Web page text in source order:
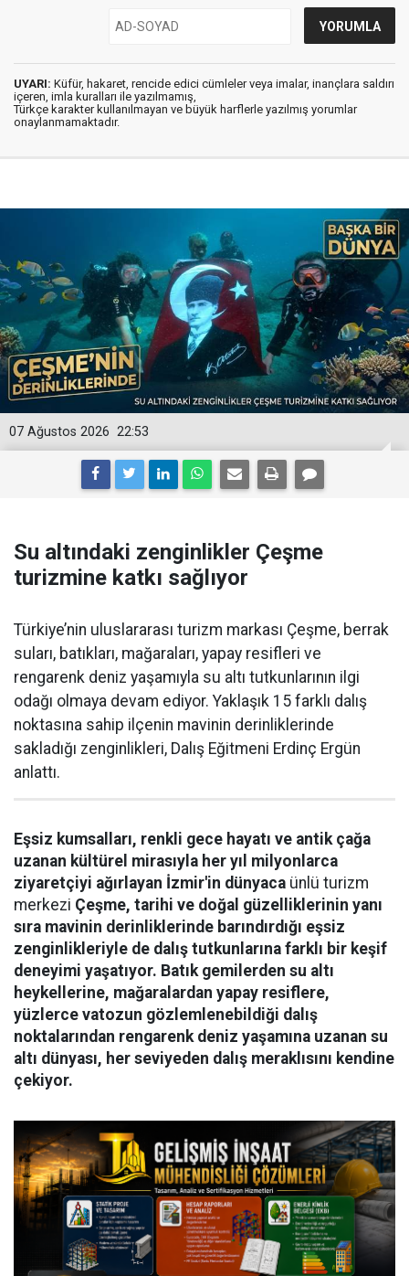
UYARI: Küfür, hakaret, rencide edici cümleler veya imalar, inançlara saldırı
içeren, imla kuralları ile yazılmamış,
Türkçe karakter kullanılmayan ve büyük harflerle yazılmış yorumlar
onaylanmamaktadır.
22:53
07 Ağustos 2026
Su altındaki zenginlikler Çeşme
turizmine katkı sağlıyor
Türkiye’nin uluslararası turizm markası Çeşme, berrak
suları, batıkları, mağaraları, yapay resifleri ve
rengarenk deniz yaşamıyla su altı tutkunlarının ilgi
odağı olmaya devam ediyor. Yaklaşık 15 farklı dalış
noktasına sahip ilçenin mavinin derinliklerinde
sakladığı zenginlikleri, Dalış Eğitmeni Erdinç Ergün
anlattı.
Eşsiz kumsalları, renkli gece hayatı ve antik çağa
uzanan kültürel mirasıyla her yıl milyonlarca
ziyaretçiyi ağırlayan İzmir'in dünyaca ünlü turizm
merkezi Çeşme, tarihi ve doğal güzelliklerinin yanı
sıra mavinin derinliklerinde barındırdığı eşsiz
zenginlikleriyle de dalış tutkunlarına farklı bir keşif
deneyimi yaşatıyor. Batık gemilerden su altı
heykellerine, mağaralardan yapay resiflere,
yüzlerce vatozun gözlemlenebildiği dalış
noktalarından rengarenk deniz yaşamına uzanan su
altı dünyası, her seviyeden dalış meraklısını kendine
çekiyor.